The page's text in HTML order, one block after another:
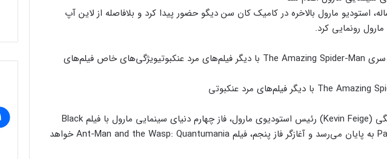
استودیو مارول بالاخره در کامیک کان سن دیگو حضور پیدا کرد و بلافاصله از لاین آپ
ویژگی‌های خاص فیلم‌های
طبق تایید رسمی کوین فایگی (Kevin Feige) رئیس استودیوی مارول، فاز چهارم دنیای سینمایی مارول با فیلم Black
Panther: Wakanda Forever به پایان می‌رسد و آغازگر فاز پنجم، فیلم Ant-Man and the Wasp: Quantumania خواهد